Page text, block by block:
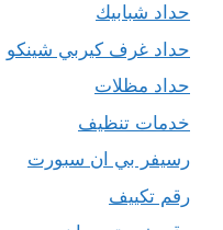
حداد شبابيك
حداد غرف كيربي شينكو
حداد مظلات
خدمات تنظيف
رسيفر بي ان سبورت
رقم تكييف